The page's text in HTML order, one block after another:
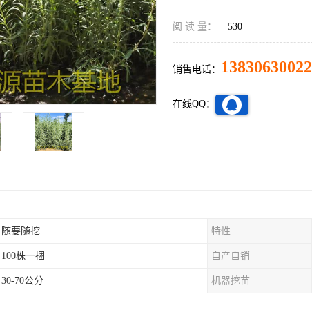
阅 读 量： 530
销售电话： 13830630022
在线QQ：
随要随挖 特性
100株一捆 自产自销
30-70公分 机器挖苗